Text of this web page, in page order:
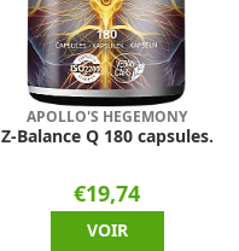
APOLLO'S HEGEMONY
Z-Balance Q 180 capsules.
€19,74
VOIR